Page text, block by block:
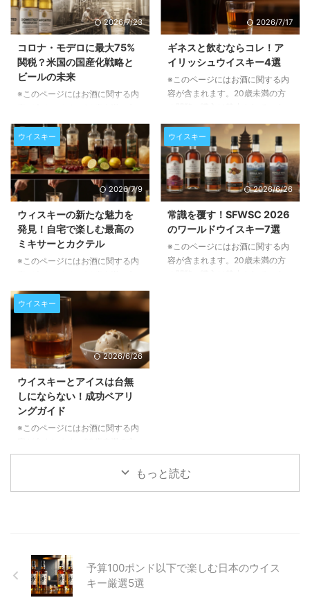
2026/7/23
コロナ・モデロに最大75%
関税？米国の国産化戦略と
ビールの未来
※このページにはお酒に関する内
の閲覧・購入は禁止されていま
す。 全米トラック運転手組合
（Teamsters）が、メキシコ産ビ
ールへの高関税導入を米政権に強
く要求しています。この動きは、
米国における雇用創出と国内産業
保護を目的としていますが、もし
実現すれば、私たちの食卓に並ぶ
ビールの価格や、北米全体のビー
ル市場に大きな影響を与える可能
性があります。本記事では、この
いて詳しく解説いたします。 全
米トラック運転手組合が求め ...
2026/7/17
ギネスと飲むならコレ！ア
イリッシュウイスキー4選
※このページにはお酒に関する内
容が含まれます。20歳未満の方
み物、ギネスとアイリッシュウイ
スキー。一見すると異なるこの二
つが、実は驚くほど素晴らしい相
性を見せることをご存知でしょう
か。この記事では、ギネスの豊か
な風味をさらに引き立てる、選り
すぐりのアイリッシュウイスキー
4銘柄をご紹介します。それぞれ
のウイスキーが持つ個性と、ギネ
スとのペアリングで生まれる新た
ウイスキー
2026/7/9
ウィスキーの新たな魅力を
発見！自宅で楽しむ最高の
ミキサーとカクテル
※このページにはお酒に関する内
の閲覧・購入は禁止されていま
す。 ウィスキーを混ぜることで
広がる無限の可能性について、こ
の記事でご紹介します。定番のミ
キサーから本格カクテル、そして
自分にぴったりの一杯を見つける
ヒントまで、ウィスキーの新たな
楽しみ方を発見できるでしょう。
ウィスキーを混ぜるってどういう
こと？新たな味わいの扉を開く
ウィスキーを混ぜることは、決し
為ではありません。むしろ、その
ウィスキーが持つ潜在的な風味を
最大限に引き出し、新たな味わい
ウイスキー
2026/6/26
常識を覆す！SFWSC 2026
のワールドウイスキー7選
※このページにはお酒に関する内
容が含まれます。20歳未満の方
かつてウイスキーといえば、スコ
ットランド、アイルランド、アメ
リ ...
ウイスキー
2026/6/26
ウイスキーとアイスは台無
しにならない！成功ペアリ
ングガイド
※このページにはお酒に関する内
の閲覧・購入は禁止されていま
す。 ウイスキーとアイスクリー
スクリームが相性が良いのか、そ
してご自宅でこの特別なデザート
体験を最大限に楽しむためのヒン
もっと読む
予算100ポンド以下で楽しむ日本のウイス
キー厳選5選